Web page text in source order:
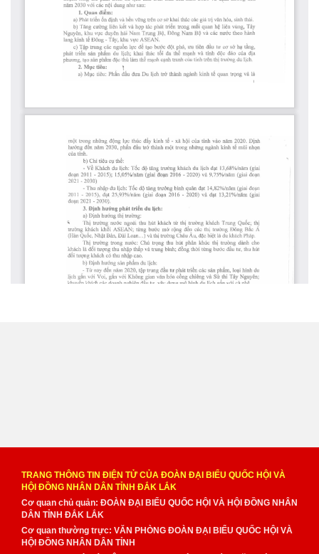
TRANG THÔNG TIN ĐIỆN TỬ CỦA ĐOÀN ĐẠI BIỂU QUỐC HỘI VÀ
HỘI ĐỒNG NHÂN DÂN TỈNH ĐẮK LẮK
Cơ quan chủ quản: ĐOÀN ĐẠI BIỂU QUỐC HỘI VÀ HỘI ĐỒNG NHÂN
DÂN TỈNH ĐẮK LẮK
Cơ quan thường trực: VĂN PHÒNG ĐOÀN ĐẠI BIỂU QUỐC HỘI VÀ
HỘI ĐỒNG NHÂN DÂN TỈNH